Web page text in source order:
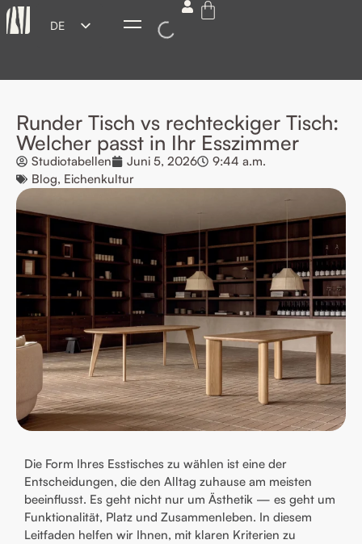
DE
EN
IT
Runder Tisch vs rechteckiger Tisch:
Welcher passt in Ihr Esszimmer
Studiotabellen Juni 5, 2026
9:44 a.m.
Blog, Eichenkultur
Die Form Ihres Esstisches zu wählen ist eine der
Entscheidungen, die den Alltag zuhause am meisten
beeinflusst. Es geht nicht nur um Ästhetik — es geht um
Funktionalität, Platz und Zusammenleben. In diesem
Leitfaden helfen wir Ihnen, mit klaren Kriterien zu